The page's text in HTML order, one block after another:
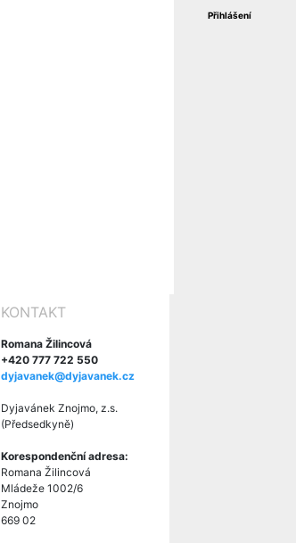
Přihlášení
KONTAKT
Romana Žilincová
+420 777 722 550
dyjavanek@dyjavanek.cz
Dyjavánek Znojmo, z.s.
(Předsedkyně)
Korespondenční adresa:
Romana Žilincová
Mládeže 1002/6
Znojmo
669 02